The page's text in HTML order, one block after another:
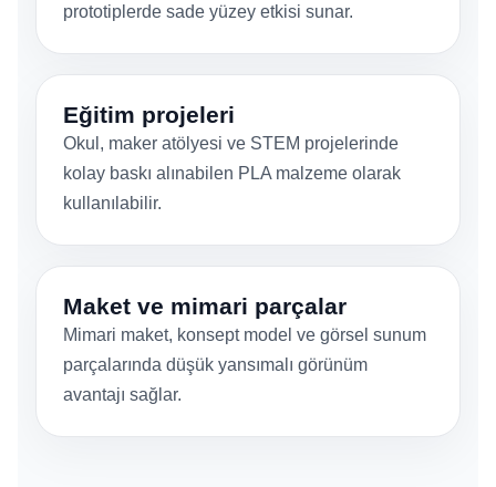
prototiplerde sade yüzey etkisi sunar.
Eğitim projeleri
Okul, maker atölyesi ve STEM projelerinde
kolay baskı alınabilen PLA malzeme olarak
kullanılabilir.
Maket ve mimari parçalar
Mimari maket, konsept model ve görsel sunum
parçalarında düşük yansımalı görünüm
avantajı sağlar.